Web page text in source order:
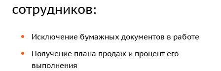
сотрудников:
Исключение бумажных документов в работе
Получение плана продаж и процент его
выполнения